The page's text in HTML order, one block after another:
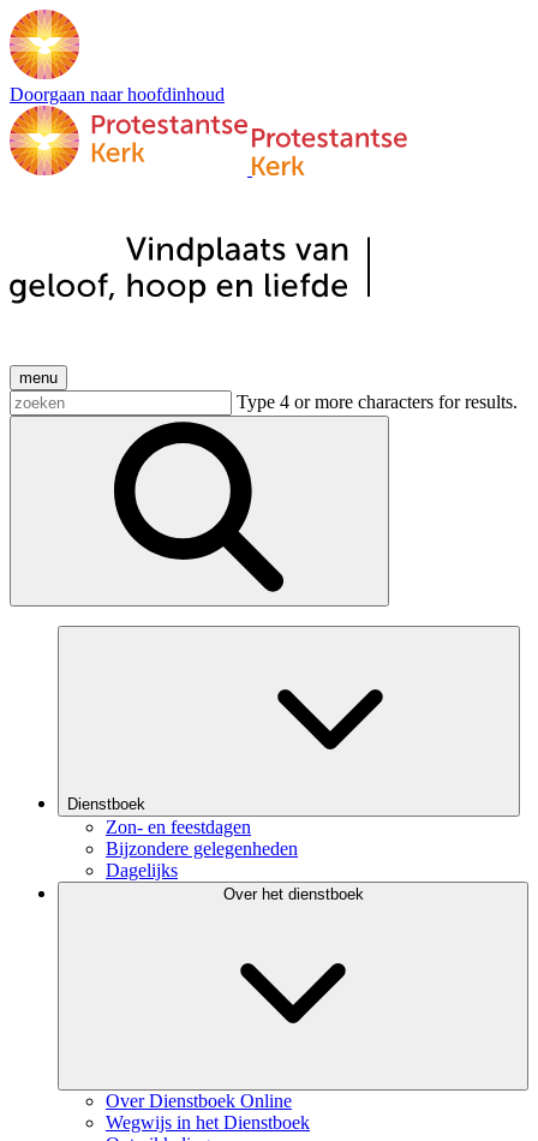
Doorgaan naar hoofdinhoud
menu
Type 4 or more characters for results.
Dienstboek
Zon- en feestdagen
Bijzondere gelegenheden
Dagelijks
Over het dienstboek
Over Dienstboek Online
Wegwijs in het Dienstboek